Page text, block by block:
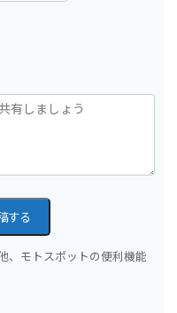
する
、モトスポットの便利機能